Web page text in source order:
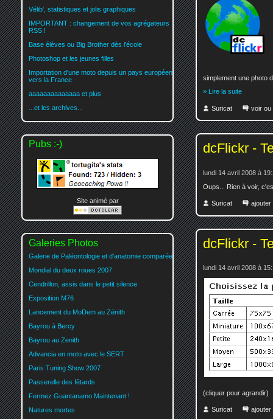
simplement une photo
» Lire la suite
Suricat voir ou
dcFlickr -
lundi 14 avril 2008 à
Oups... Rien à voir,
Suricat ajouter
dcFlickr -
lundi 14 avril 2008 à
(cliquer pour agrandir)
Suricat ajouter
Vélib', statistiques et jolis graphiques
IMPORTANT : changement de vos agrégateurs
RSS !
Base élèves ou Big Brother dès l'école
Photoshop et les jeunes filles
Importation d'une moto depuis un pays européen
vers la France
aaaaaaaaaaaaaa et plus
...et les archives...
Pubs :-)
Site animé par
Galeries Photos
Galerie de Paléontologie et d'anatomie comparée
Mondial du deux roues 2007
Cendrillon, assis dans le petit silence
Exposition M76
Lancement du MoDem au Zénith
Bayrou à Bercy
Bayrou au Zenith
Advancia en moto avec le SERT
Paris Tuning Show 2007
Passerelle des fêtards
Fermez Guantanamo Maintenant !
Natures mortes